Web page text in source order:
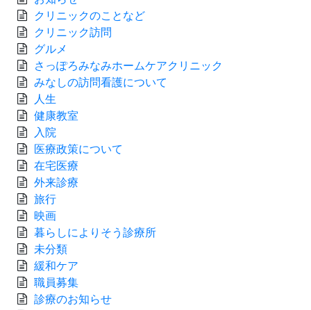
クリニックのことなど
クリニック訪問
グルメ
さっぽろみなみホームケアクリニック
みなしの訪問看護について
人生
健康教室
入院
医療政策について
在宅医療
外来診療
旅行
映画
暮らしによりそう診療所
未分類
緩和ケア
職員募集
診療のお知らせ